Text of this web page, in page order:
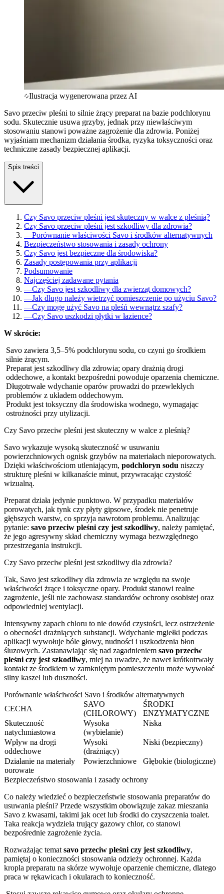
Ilustracja wygenerowana przez AI
Savo przeciw pleśni to silnie żrący preparat na bazie podchlorynu
sodu. Skutecznie usuwa grzyby, jednak przy niewłaściwym
stosowaniu stanowi poważne zagrożenie dla zdrowia. Poniżej
wyjaśniam mechanizm działania środka, ryzyka toksyczności oraz
techniczne zasady bezpiecznej aplikacji.
Spis treści
Czy Savo przeciw pleśni jest skuteczny w walce z pleśnią?
Czy Savo przeciw pleśni jest szkodliwy dla zdrowia?
—Porównanie właściwości Savo i środków alternatywnych
Bezpieczeństwo stosowania i zasady ochrony
Czy Savo jest bezpieczne dla środowiska?
Zasady postępowania przy aplikacji
Podsumowanie
Najczęściej zadawane pytania
—Czy Savo jest szkodliwy dla zwierząt domowych?
—Jak długo należy wietrzyć pomieszczenie po użyciu Savo?
—Czy mogę użyć Savo na pleśń wewnątrz szafy?
—Czy Savo uszkodzi płytki w łazience?
W skrócie:
Savo zawiera 3,5–5% podchlorynu sodu, co czyni go środkiem
silnie żrącym.
Preparat jest szkodliwy dla zdrowia; opary drażnią drogi
oddechowe, a kontakt bezpośredni powoduje oparzenia chemiczne.
Długotrwałe wdychanie oparów prowadzi do przewlekłych
problemów z układem oddechowym.
Produkt jest toksyczny dla środowiska wodnego, wymagając
ostrożności przy utylizacji.
Czy Savo przeciw pleśni jest skuteczny w walce z pleśnią?
Savo wykazuje wysoką skuteczność w usuwaniu
powierzchniowych ognisk grzybów na materiałach nieporowatych.
Dzięki właściwościom utleniającym, podchloryn sodu niszczy
strukturę pleśni w kilkanaście minut, przywracając czystość
wizualną.
Preparat działa jedynie punktowo. W przypadku materiałów
porowatych, jak tynk czy płyty gipsowe, środek nie penetruje
głębszych warstw, co sprzyja nawrotom problemu. Analizując
pytanie: savo przeciw pleśni czy jest szkodliwy, należy pamiętać,
że jego agresywny skład chemiczny wymaga bezwzględnego
przestrzegania instrukcji.
Czy Savo przeciw pleśni jest szkodliwy dla zdrowia?
Tak, Savo jest szkodliwy dla zdrowia ze względu na swoje
właściwości żrące i toksyczne opary. Produkt stanowi realne
zagrożenie, jeśli nie zachowasz standardów ochrony osobistej oraz
odpowiedniej wentylacji.
Intensywny zapach chloru to nie dowód czystości, lecz ostrzeżenie
o obecności drażniących substancji. Wdychanie mgiełki podczas
aplikacji wywołuje bóle głowy, nudności i uszkodzenia błon
śluzowych. Zastanawiając się nad zagadnieniem savo przeciw
pleśni czy jest szkodliwy, miej na uwadze, że nawet krótkotrwały
kontakt ze środkiem w zamkniętym pomieszczeniu może wywołać
silny kaszel lub duszności.
Porównanie właściwości Savo i środków alternatywnych
CECHA
SAVO
(CHLOROWY)
ŚRODKI
ENZYMATYCZNE
Skuteczność
natychmiastowa
Wysoka
(wybielanie)
Niska
Wpływ na drogi
oddechowe
Wysoki
(drażniący)
Niski (bezpieczny)
Działanie na materiały
porowate
Powierzchniowe Głębokie (biologiczne)
Bezpieczeństwo stosowania i zasady ochrony
Co należy wiedzieć o bezpieczeństwie stosowania preparatów do
usuwania pleśni? Przede wszystkim obowiązuje zakaz mieszania
Savo z kwasami, takimi jak ocet lub środki do czyszczenia toalet.
Taka reakcja wydziela trujący gazowy chlor, co stanowi
bezpośrednie zagrożenie życia.
Rozważając temat savo przeciw pleśni czy jest szkodliwy,
pamiętaj o konieczności stosowania odzieży ochronnej. Każda
kropla preparatu na skórze wywołuje oparzenie chemiczne, dlatego
praca w rękawicach i okularach to konieczność.